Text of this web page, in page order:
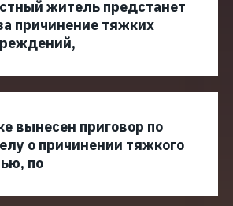
житель предстанет
причинение тяжких
вынесен приговор по
о причинении тяжкого
по